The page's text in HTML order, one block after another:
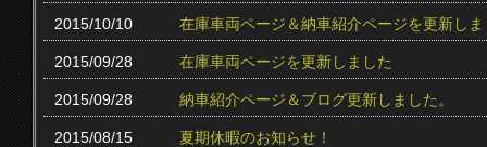
2015/10/10 在庫車両ページ＆納車紹介ページを更新し
2015/09/28 在庫車両ページを更新しました
2015/09/28 納車紹介ページ＆ブログ更新しました。
2015/08/15 夏期休暇のお知らせ！